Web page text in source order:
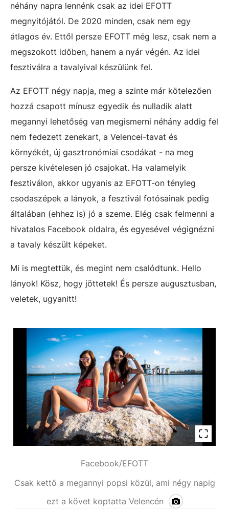
néhány napra lennénk csak az idei EFOTT
megnyitójától. De 2020 minden, csak nem egy
átlagos év. Ettől persze EFOTT még lesz, csak nem a
megszokott időben, hanem a nyár végén. Az idei
fesztiválra a tavalyival készülünk fel.
Az EFOTT négy napja, meg a szinte már kötelezően
hozzá csapott mínusz egyedik és nulladik alatt
megannyi lehetőség van megismerni néhány addig fel
nem fedezett zenekart, a Velencei-tavat és
környékét, új gasztronómiai csodákat - na meg
persze kivételesen jó csajokat. Ha valamelyik
fesztiválon, akkor ugyanis az EFOTT-on tényleg
csodaszépek a lányok, a fesztivál fotósainak pedig
általában (ehhez is) jó a szeme. Elég csak felmenni a
hivatalos Facebook oldalra, és egyesével végignézni
a tavaly készült képeket.
Mi is megtettük, és megint nem csalódtunk. Hello
lányok! Kösz, hogy jöttetek! És persze augusztusban,
veletek, ugyanitt!
Facebook/EFOTT
Csak kettő a megannyi popsi közül, ami négy napig
ezt a követ koptatta Velencén